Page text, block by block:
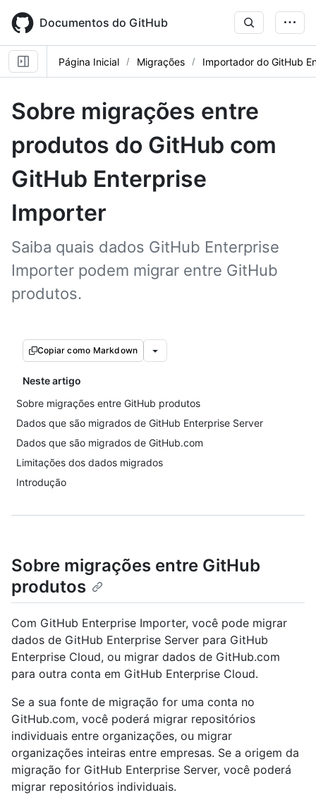
main
content
Documentos do GitHub
Página Inicial Migrações Importador do GitHub
Sobre migrações entre
produtos do GitHub com
GitHub Enterprise
Importer
Saiba quais dados GitHub Enterprise
Importer podem migrar entre GitHub
produtos.
Copiar como Markdown
Neste artigo
Sobre migrações entre GitHub produtos
Dados que são migrados de GitHub Enterprise Server
Dados que são migrados de GitHub.com
Limitações dos dados migrados
Introdução
Sobre migrações entre GitHub
produtos
Com GitHub Enterprise Importer, você pode migrar
dados de GitHub Enterprise Server para GitHub
Enterprise Cloud, ou migrar dados de GitHub.com
para outra conta em GitHub Enterprise Cloud.
Se a sua fonte de migração for uma conta no
GitHub.com, você poderá migrar repositórios
individuais entre organizações, ou migrar
organizações inteiras entre empresas. Se a origem da
migração for GitHub Enterprise Server, você poderá
migrar repositórios individuais.